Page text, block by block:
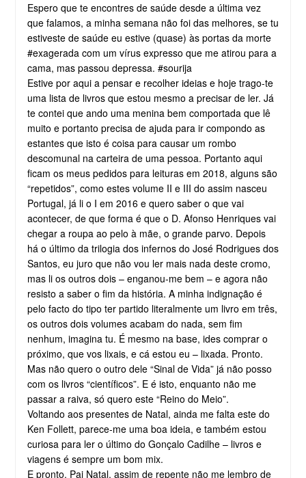
Espero que te encontres de saúde desde a última vez
que falamos, a minha semana não foi das melhores, se tu
estiveste de saúde eu estive (quase) às portas da morte
#exagerada com um vírus expresso que me atirou para a
cama, mas passou depressa. #sourija
Estive por aqui a pensar e recolher ideias e hoje trago-te
uma lista de livros que estou mesmo a precisar de ler. Já
te contei que ando uma menina bem comportada que lê
muito e portanto precisa de ajuda para ir compondo as
estantes que isto é coisa para causar um rombo
descomunal na carteira de uma pessoa. Portanto aqui
ficam os meus pedidos para leituras em 2018, alguns são
“repetidos”, como estes volume II e III do assim nasceu
Portugal, já li o I em 2016 e quero saber o que vai
acontecer, de que forma é que o D. Afonso Henriques vai
chegar a roupa ao pelo à mãe, o grande parvo. Depois
há o último da trilogia dos infernos do José Rodrigues dos
Santos, eu juro que não vou ler mais nada deste cromo,
mas li os outros dois – enganou-me bem – e agora não
resisto a saber o fim da história. A minha indignação é
pelo facto do tipo ter partido literalmente um livro em três,
os outros dois volumes acabam do nada, sem fim
nenhum, imagina tu. É mesmo na base, ides comprar o
próximo, que vos lixais, e cá estou eu – lixada. Pronto.
Mas não quero o outro dele “Sinal de Vida” já não posso
com os livros “científicos”. E é isto, enquanto não me
passar a raiva, só quero este “Reino do Meio”.
Voltando aos presentes de Natal, ainda me falta este do
Ken Follett, parece-me uma boa ideia, e também estou
curiosa para ler o último do Gonçalo Cadilhe – livros e
viagens é sempre um bom mix.
E pronto, Pai Natal, assim de repente não me lembro de